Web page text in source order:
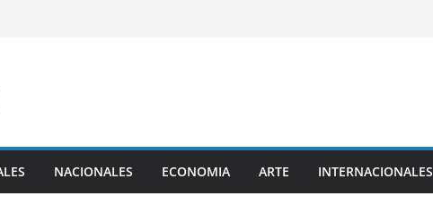
NACIONALES ECONOMIA ARTE INTERNACIONALES